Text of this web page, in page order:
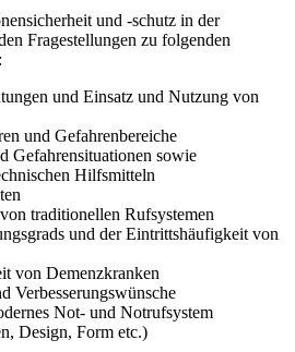
und -schutz in der
Fragestellungen zu folgenden
und Einsatz und Nutzung von
und Gefahrenbereiche
Gefahrensituationen sowie
Hilfsmitteln
traditionellen Rufsystemen
und der Eintrittshäufigkeit von
von Demenzkranken
Verbesserungswünsche
Not- und Notrufsystem
Design, Form etc.)